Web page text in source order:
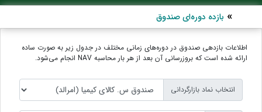
بازده دوره‌ای صندوق
اطلاعات بازدهی صندوق در دوره‌های زمانی مختلف در جدول زیر به صورت ساده
ارائه شده است که بروزرسانی آن بعد از هر بار محاسبه NAV انجام می‌شود.
انتخاب نماد بازارگردانی